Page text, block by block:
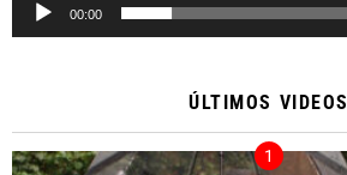
00:00
ÚLTIMOS VIDEOS